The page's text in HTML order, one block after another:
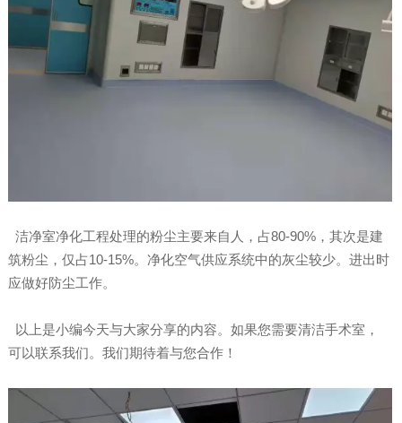
洁净室净化工程处理的粉尘主要来自人，占80-90%，其次是建
筑粉尘，仅占10-15%。净化空气供应系统中的灰尘较少。进出时
应做好防尘工作。
以上是小编今天与大家分享的内容。如果您需要清洁手术室，
可以联系我们。我们期待着与您合作！